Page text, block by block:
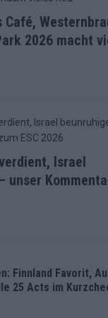
Café,
2026 macht
Israel
unser
Finnland Favorit,
25 Acts im